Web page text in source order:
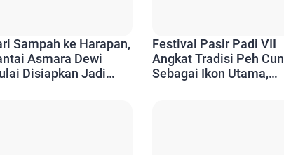
Sampah ke Harapan,
Asmara Dewi
Disiapkan Jadi
Festival Pasir Padi VII
Angkat Tradisi Peh Cun
Sebagai Ikon Utama,